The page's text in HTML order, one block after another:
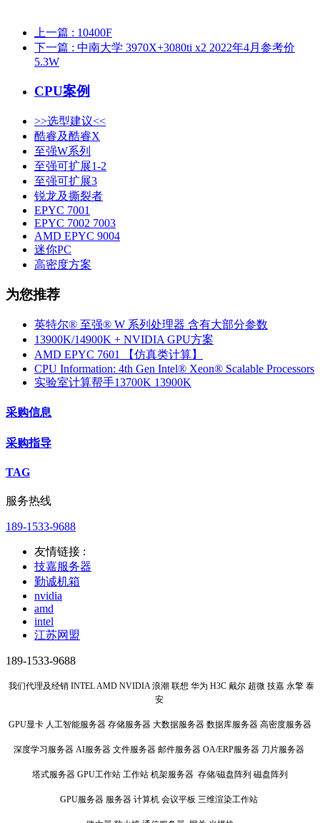
上一篇 : 10400F
下一篇 : 中南大学 3970X+3080ti x2 2022年4月参考价
5.3W
CPU案例
>>选型建议<<
酷睿及酷睿X
至强W系列
至强可扩展1-2
至强可扩展3
锐龙及撕裂者
EPYC 7001
EPYC 7002 7003
AMD EPYC 9004
迷你PC
高密度方案
为您推荐
英特尔® 至强® W 系列处理器 含有大部分参数
13900K/14900K + NVIDIA GPU方案
AMD EPYC 7601 【仿真类计算】
CPU Information: 4th Gen Intel® Xeon® Scalable Processors
实验室计算帮手13700K 13900K
采购信息
采购指导
TAG
服务热线
189-1533-9688
友情链接 :
技嘉服务器
勤诚机箱
nvidia
amd
intel
江苏网盟
189-1533-9688
我们代理及经销 INTEL AMD NVIDIA 浪潮 联想 华为 H3C 戴尔 超微 技嘉 永擎 泰
安
GPU显卡 人工智能服务器 存储服务器 大数据服务器 数据库服务器 高密度服务器
深度学习服务器 AI服务器 文件服务器 邮件服务器 OA/ERP服务器 刀片服务器
塔式服务器 GPU工作站 工作站 机架服务器 存储/磁盘阵列 磁盘阵列
GPU服务器 服务器 计算机 会议平板 三维渲染工作站